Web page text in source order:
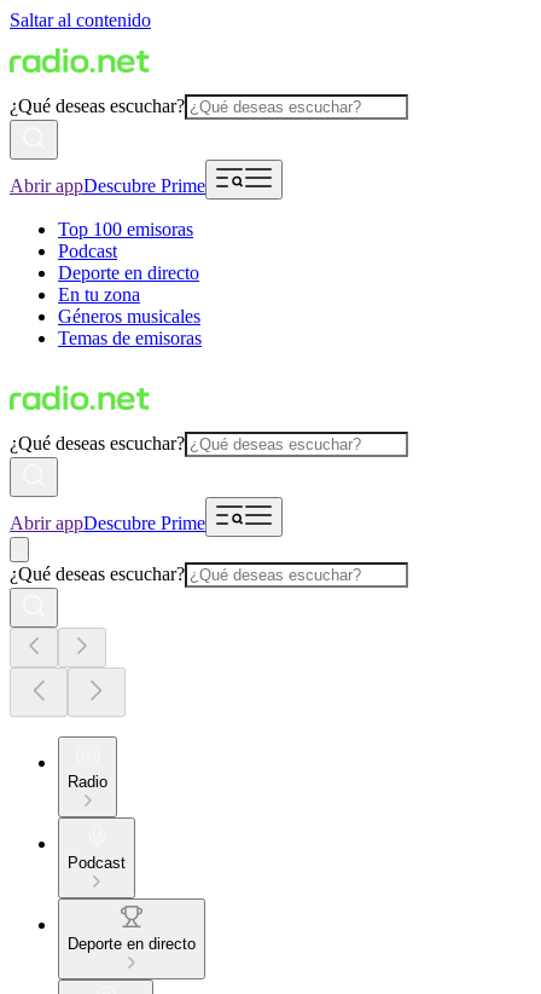
Saltar al contenido
¿Qué deseas escuchar?
Abrir appDescubre Prime
Top 100 emisoras
Podcast
Deporte en directo
En tu zona
Géneros musicales
Temas de emisoras
¿Qué deseas escuchar?
Abrir appDescubre Prime
¿Qué deseas escuchar?
Radio
Podcast
Deporte en directo